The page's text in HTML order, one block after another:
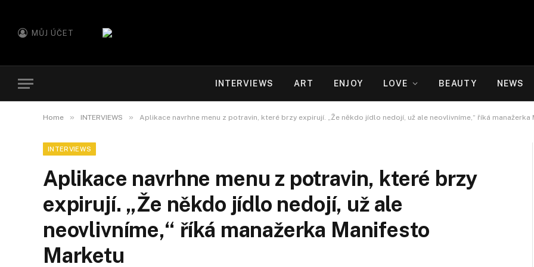
MŮJ ÚČET
INTERVIEWS ART ENJOY LOVE BEAUTY NEWS
Home » INTERVIEWS » Aplikace navrhne menu z potravin, které brzy expirují. „Že někdo jídlo nedojí, už ale neovlivníme,“ říká manažerka
INTERVIEWS
Aplikace navrhne menu z potravin, které brzy
expirují. „Že někdo jídlo nedojí, už ale
neovlivníme,“ říká manažerka Manifesto
Marketu